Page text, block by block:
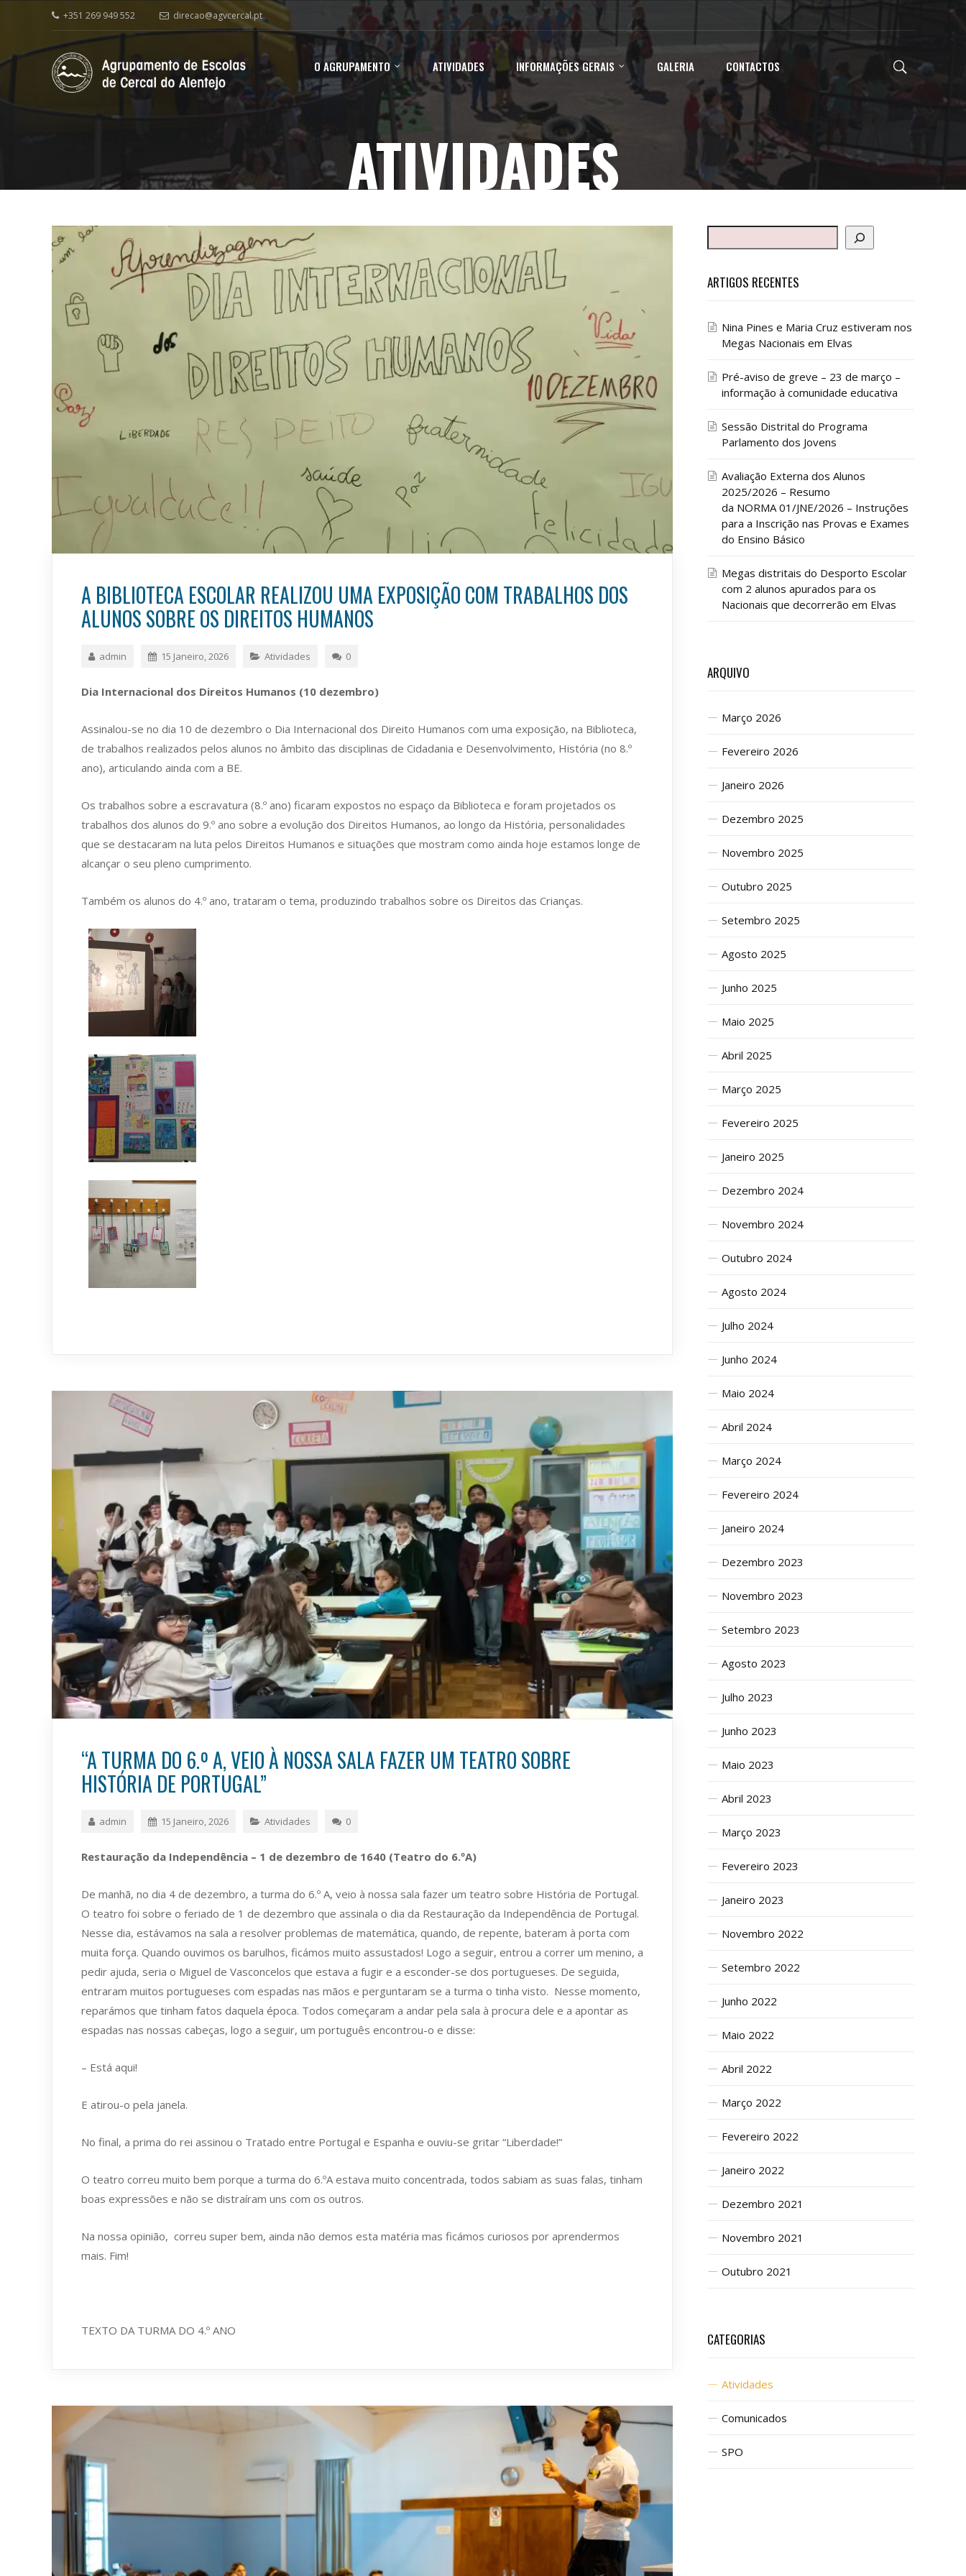
+351 269 949 552 direcao@agvcercal.pt
O AGRUPAMENTO ATIVIDADES INFORMAÇÕES GERAIS GALERIA CONTACTOS
ATIVIDADES
A BIBLIOTECA ESCOLAR REALIZOU UMA EXPOSIÇÃO COM TRABALHOS DOS
ALUNOS SOBRE OS DIREITOS HUMANOS
admin 15 Janeiro, 2026 Atividades 0
Dia Internacional dos Direitos Humanos (10 dezembro)
Assinalou-se no dia 10 de dezembro o Dia Internacional dos Direito Humanos com uma exposição, na Biblioteca,
de trabalhos realizados pelos alunos no âmbito das disciplinas de Cidadania e Desenvolvimento, História (no 8.º
ano), articulando ainda com a BE.
Os trabalhos sobre a escravatura (8.º ano) ficaram expostos no espaço da Biblioteca e foram projetados os
trabalhos dos alunos do 9.º ano sobre a evolução dos Direitos Humanos, ao longo da História, personalidades
que se destacaram na luta pelos Direitos Humanos e situações que mostram como ainda hoje estamos longe de
alcançar o seu pleno cumprimento.
Também os alunos do 4.º ano, trataram o tema, produzindo trabalhos sobre os Direitos das Crianças.
“A TURMA DO 6.º A, VEIO À NOSSA SALA FAZER UM TEATRO SOBRE
HISTÓRIA DE PORTUGAL”
admin 15 Janeiro, 2026 Atividades 0
Restauração da Independência – 1 de dezembro de 1640 (Teatro do 6.ºA)
De manhã, no dia 4 de dezembro, a turma do 6.º A, veio à nossa sala fazer um teatro sobre História de Portugal.
O teatro foi sobre o feriado de 1 de dezembro que assinala o dia da Restauração da Independência de Portugal.
Nesse dia, estávamos na sala a resolver problemas de matemática, quando, de repente, bateram à porta com
muita força. Quando ouvimos os barulhos, ficámos muito assustados! Logo a seguir, entrou a correr um menino, a
pedir ajuda, seria o Miguel de Vasconcelos que estava a fugir e a esconder-se dos portugueses. De seguida,
entraram muitos portugueses com espadas nas mãos e perguntaram se a turma o tinha visto. Nesse momento,
reparámos que tinham fatos daquela época. Todos começaram a andar pela sala à procura dele e a apontar as
espadas nas nossas cabeças, logo a seguir, um português encontrou-o e disse:
– Está aqui!
E atirou-o pela janela.
No final, a prima do rei assinou o Tratado entre Portugal e Espanha e ouviu-se gritar “Liberdade!”
O teatro correu muito bem porque a turma do 6.ºA estava muito concentrada, todos sabiam as suas falas, tinham
boas expressões e não se distraíram uns com os outros.
Na nossa opinião, correu super bem, ainda não demos esta matéria mas ficámos curiosos por aprendermos
mais. Fim!
TEXTO DA TURMA DO 4.º ANO
ARTIGOS RECENTES
Nina Pines e Maria Cruz estiveram nos
Megas Nacionais em Elvas
Pré-aviso de greve – 23 de março –
informação à comunidade educativa
Sessão Distrital do Programa
Parlamento dos Jovens
Avaliação Externa dos Alunos
2025/2026 – Resumo
da NORMA 01/JNE/2026 – Instruções
para a Inscrição nas Provas e Exames
do Ensino Básico
Megas distritais do Desporto Escolar
com 2 alunos apurados para os
Nacionais que decorrerão em Elvas
ARQUIVO
Março 2026
Fevereiro 2026
Janeiro 2026
Dezembro 2025
Novembro 2025
Outubro 2025
Setembro 2025
Agosto 2025
Junho 2025
Maio 2025
Abril 2025
Março 2025
Fevereiro 2025
Janeiro 2025
Dezembro 2024
Novembro 2024
Outubro 2024
Agosto 2024
Julho 2024
Junho 2024
Maio 2024
Abril 2024
Março 2024
Fevereiro 2024
Janeiro 2024
Dezembro 2023
Novembro 2023
Setembro 2023
Agosto 2023
Julho 2023
Junho 2023
Maio 2023
Abril 2023
Março 2023
Fevereiro 2023
Janeiro 2023
Novembro 2022
Setembro 2022
Junho 2022
Maio 2022
Abril 2022
Março 2022
Fevereiro 2022
Janeiro 2022
Dezembro 2021
Novembro 2021
Outubro 2021
CATEGORIAS
Atividades
Comunicados
SPO